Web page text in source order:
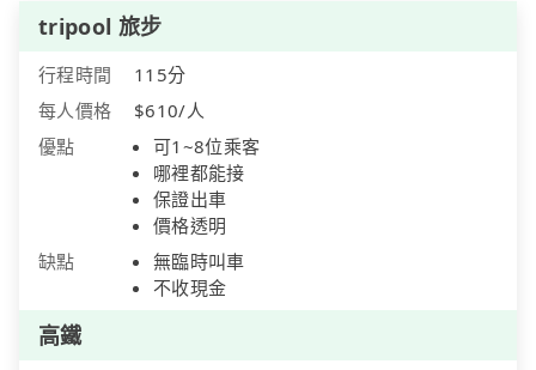
tripool 旅步
行程時間
115分
每人價格
$610/人
優點
可1~8位乘客
哪裡都能接
保證出車
價格透明
缺點
無臨時叫車
不收現金
高鐵